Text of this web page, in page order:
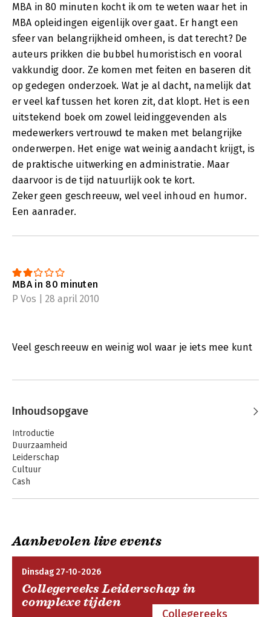
MBA in 80 minuten kocht ik om te weten waar het in
MBA opleidingen eigenlijk over gaat. Er hangt een
sfeer van belangrijkheid omheen, is dat terecht? De
auteurs prikken die bubbel humoristisch en vooral
vakkundig door. Ze komen met feiten en baseren dit
op gedegen onderzoek. Wat je al dacht, namelijk dat
er veel kaf tussen het koren zit, dat klopt. Het is een
uitstekend boek om zowel leidinggevenden als
medewerkers vertrouwd te maken met belangrijke
onderwerpen. Het enige wat weinig aandacht krijgt, is
de praktische uitwerking en administratie. Maar
daarvoor is de tijd natuurlijk ook te kort.
Zeker geen geschreeuw, wel veel inhoud en humor.
Een aanrader.
MBA in 80 minuten
P Vos | 28 april 2010
Veel geschreeuw en weinig wol waar je iets mee kunt
Inhoudsopgave
Introductie
Duurzaamheid
Leiderschap
Cultuur
Cash
Noten
MBA in 80 minutes Live!
Aanbevolen live events
Dinsdag 27-10-2026
Collegereeks Leiderschap in
complexe tijden
Collegereeks